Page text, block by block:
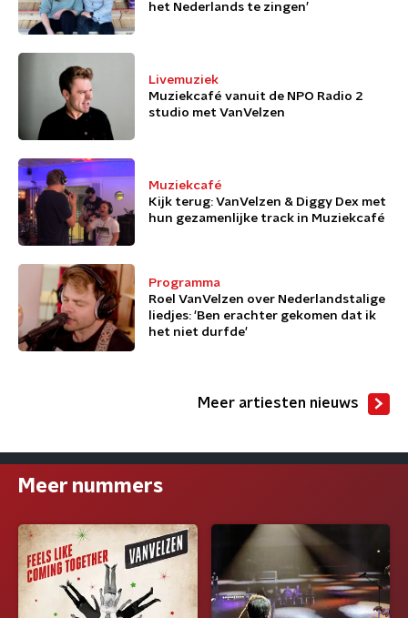
het Nederlands te zingen’
Livemuziek
Muziekcafé vanuit de NPO Radio 2
studio met VanVelzen
Muziekcafé
Kijk terug: VanVelzen & Diggy Dex met
hun gezamenlijke track in Muziekcafé
Programma
Roel VanVelzen over Nederlandstalige
liedjes: 'Ben erachter gekomen dat ik
het niet durfde'
Meer artiesten nieuws
Meer nummers